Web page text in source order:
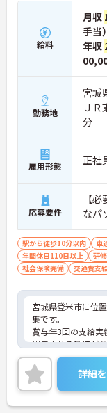
給料
月収
手当）
年収
勤務地
宮城
Ｊ
分
雇用形態 正社
応募要件
【
なパ
駅から徒歩10分以内 車
年間休日110日以上
研
社会保険完備
交通費支
宮城県登米市に位
集です。
賞与年3回の支給実
還元される環境が
実していますので
安心です。
ご興味のある方に
に詳細をお話いた
さい。
詳細